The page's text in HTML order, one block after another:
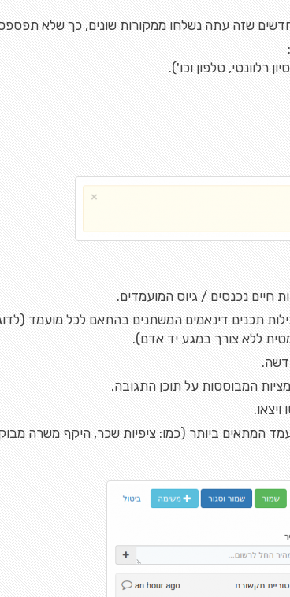
רלוונטי, טלפון וכו').
נכנסים / גיוס המועמדים.
תכנים דינאמים המשתנים בהתאם לכל מועמד
ללא צורך במגע יד אדם).
המבוססות על תוכן התגובה.
המתאים ביותר (כמו: ציפיות שכר, היקף משרה